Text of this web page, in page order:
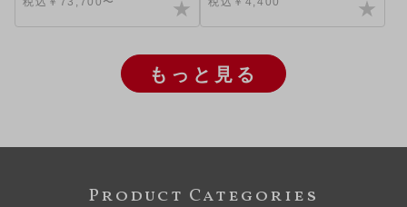
もっと見る
Product Categories